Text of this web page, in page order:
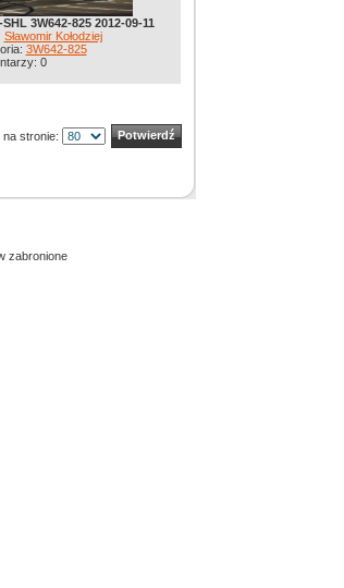
3W642-825 2012-09-11
Sławomir Kołodziej
3W642-825
0
na stronie:
zabronione